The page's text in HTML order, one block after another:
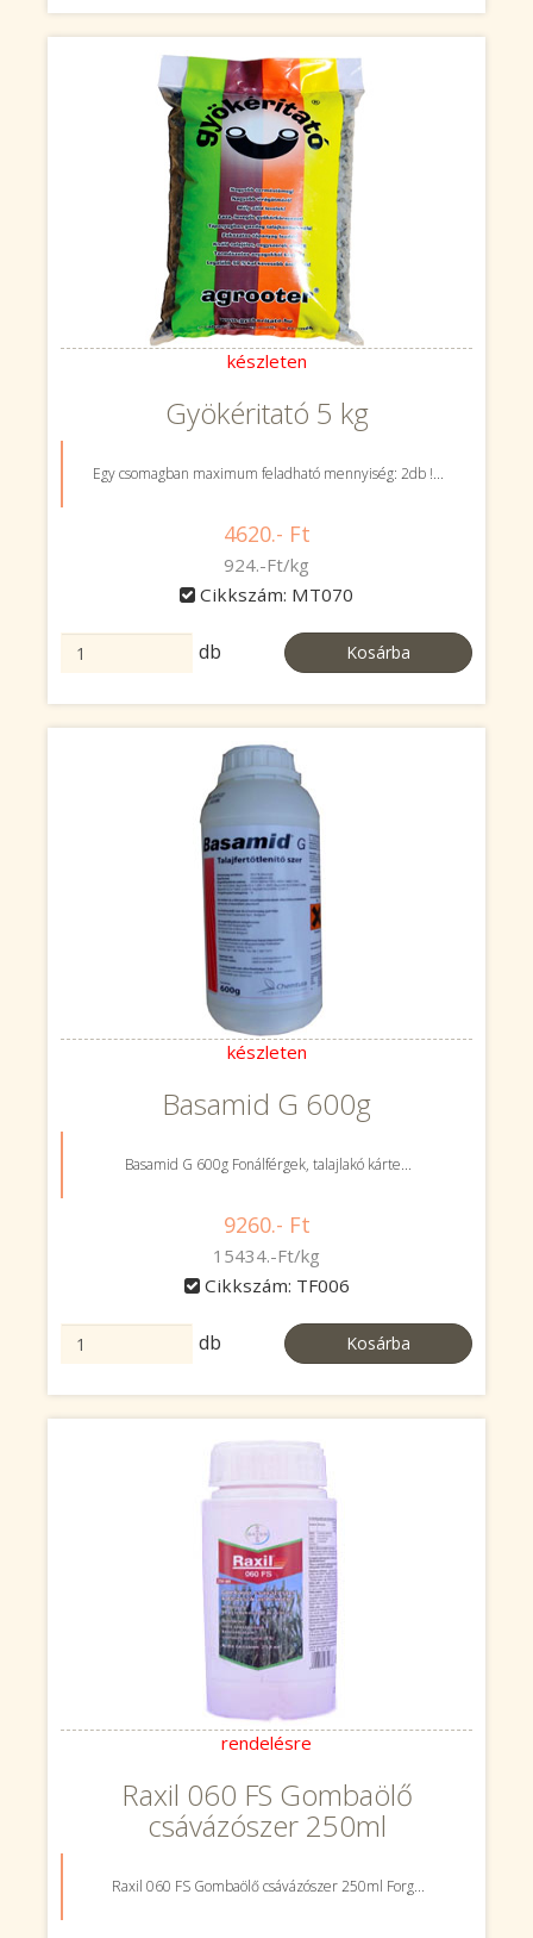
készleten
Gyökéritató 5 kg
Egy csomagban maximum feladható mennyiség: 2db !...
4620.- Ft
924.-Ft/kg
Cikkszám: MT070
db Kosárba
készleten
Basamid G 600g
Basamid G 600g Fonálférgek, talajlakó kárte...
9260.- Ft
15434.-Ft/kg
Cikkszám: TF006
db Kosárba
rendelésre
Raxil 060 FS Gombaölő
csávázószer 250ml
Raxil 060 FS Gombaölő csávázószer 250ml Forg...